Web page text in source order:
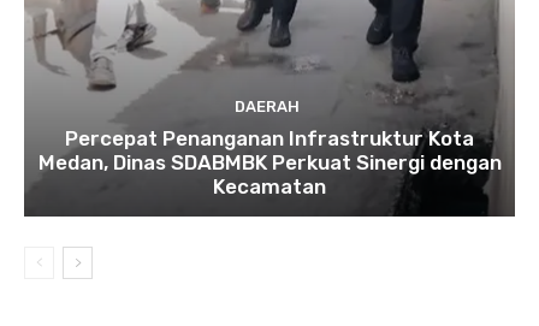
DAERAH
Percepat Penanganan Infrastruktur Kota
Medan, Dinas SDABMBK Perkuat Sinergi dengan
Kecamatan